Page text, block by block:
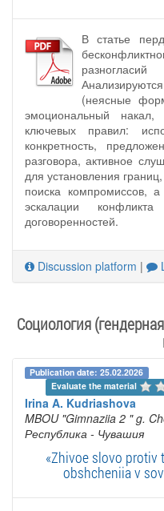
В статье
(неясные
эмоциональный
ключевых правил:
конкретность,
разговора, активное
для установления
поиска компромиссов,
эскалации
договоренностей.
Discussion platform |
Социология
Publication date: 25.02.2026
Evaluate the material
Irina A. Kudriashova
MBOU "Gimnaziia 2 " g.
Республика - Чувашия
«Zhivoe slovo
obshcheniia v